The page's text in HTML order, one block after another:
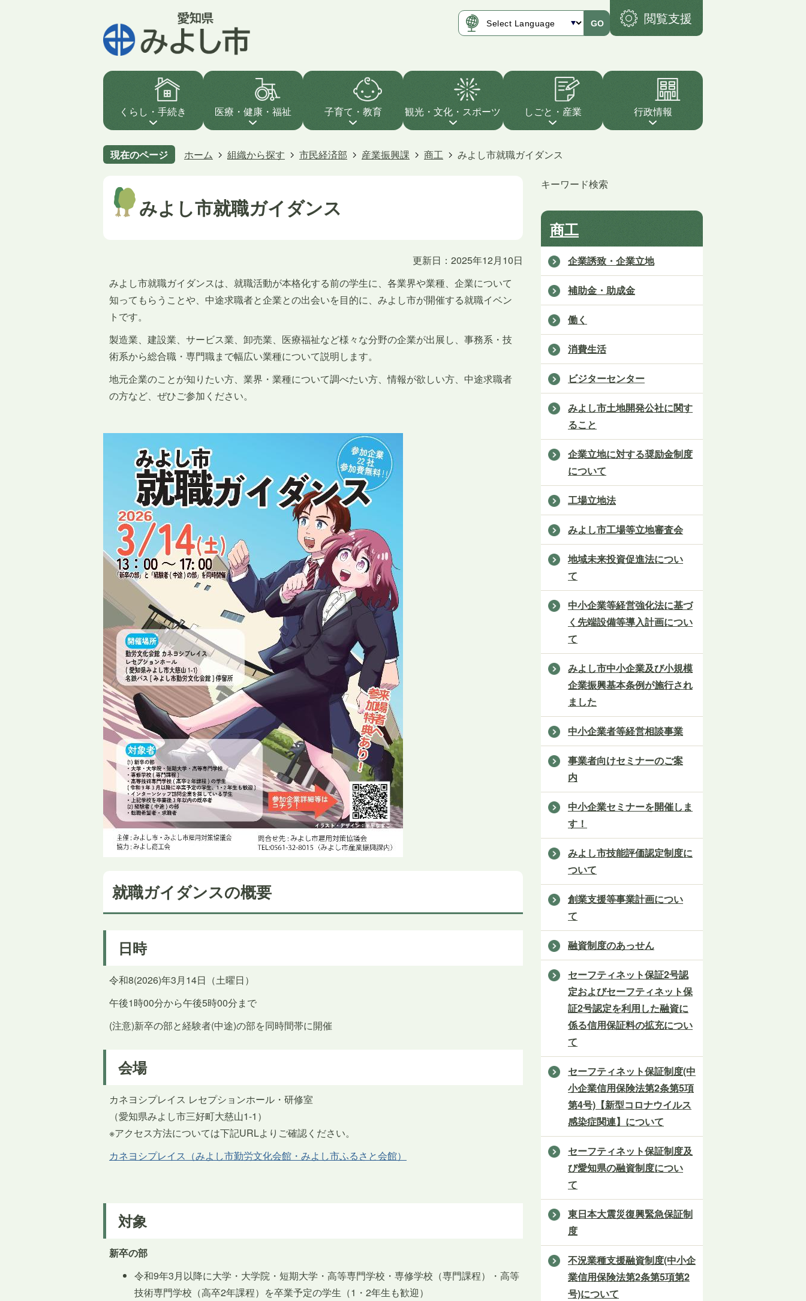
GO 閲覧支援
くらし・手続き 医療・健康・福祉 子育て・教育 観光・文化・スポーツ しごと・産業 行政情報
現在のページ ホーム 組織から探す 市民経済部 産業振興課 商工 みよし市就職ガイダンス
みよし市就職ガイダンス
更新日：2025年12月10日
みよし市就職ガイダンスは、就職活動が本格化する前の学生に、各業界や業種、企業について
知ってもらうことや、中途求職者と企業との出会いを目的に、みよし市が開催する就職イベン
トです。
製造業、建設業、サービス業、卸売業、医療福祉など様々な分野の企業が出展し、事務系・技
術系から総合職・専門職まで幅広い業種について説明します。
地元企業のことが知りたい方、業界・業種について調べたい方、情報が欲しい方、中途求職者
の方など、ぜひご参加ください。
就職ガイダンスの概要
日時
令和8(2026)年3月14日（土曜日）
午後1時00分から午後5時00分まで
(注意)新卒の部と経験者(中途)の部を同時間帯に開催
会場
カネヨシプレイス レセプションホール・研修室
（愛知県みよし市三好町大慈山1-1）
※アクセス方法については下記URLよりご確認ください。
カネヨシプレイス（みよし市勤労文化会館・みよし市ふるさと会館）
対象
新卒の部
令和9年3月以降に大学・大学院・短期大学・高等専門学校・専修学校（専門課程）・高等
技術専門学校（高卒2年課程）を卒業予定の学生（1・2年生も歓迎）
キーワード検索
商工
企業誘致・企業立地
補助金・助成金
働く
消費生活
ビジターセンター
みよし市土地開発公社に関す
ること
企業立地に対する奨励金制度
について
工場立地法
みよし市工場等立地審査会
地域未来投資促進法につい
て
中小企業等経営強化法に基づ
く先端設備等導入計画につい
て
みよし市中小企業及び小規模
企業振興基本条例が施行され
ました
中小企業者等経営相談事業
事業者向けセミナーのご案
内
中小企業セミナーを開催しま
す！
みよし市技能評価認定制度に
ついて
創業支援等事業計画につい
て
融資制度のあっせん
セーフティネット保証2号認
定およびセーフティネット保
証2号認定を利用した融資に
係る信用保証料の拡充につい
て
セーフティネット保証制度(中
小企業信用保険法第2条第5項
第4号)【新型コロナウイルス
感染症関連】について
セーフティネット保証制度及
び愛知県の融資制度につい
て
東日本大震災復興緊急保証制
度
不況業種支援融資制度(中小企
業信用保険法第2条第5項第2
号)について